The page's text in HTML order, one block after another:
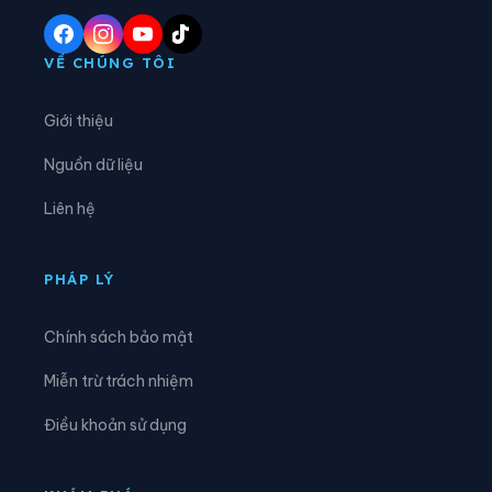
Xã Hàm Yên
Xã Hòa An
Xã Kiến Thiết
VỀ CHÚNG TÔI
Giới thiệu
Nguồn dữ liệu
Liên hệ
PHÁP LÝ
Chính sách bảo mật
Miễn trừ trách nhiệm
Điều khoản sử dụng